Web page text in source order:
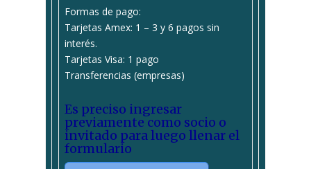
Formas de pago:
Tarjetas Amex: 1 – 3 y 6 pagos sin
interés.
Tarjetas Visa: 1 pago
Transferencias (empresas)
Es preciso ingresar
previamente como socio o
invitado para luego llenar el
formulario